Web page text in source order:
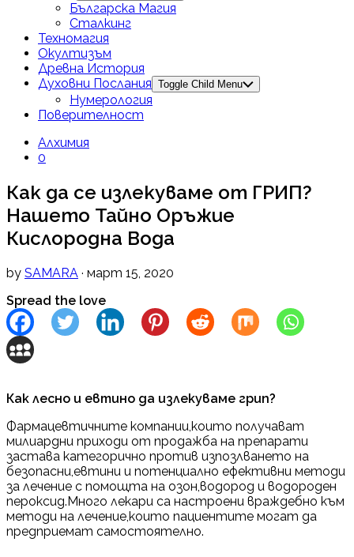
Българска Магия
Сталкинг
Техномагия
Окултизъм
Древна История
Духовни Послания Toggle Child Menu
Нумерология
Поверителност
Алхимия
0
Как да се излекуваме от ГРИП?
Нашето Тайно Оръжие
Кислородна Вода
by SAMARA · март 15, 2020
Spread the love
Как лесно и евтино да излекуваме грип?
Фармацевтичните компании,които получават
милиардни приходи от продажба на препарати
застава категорично против изпозлването на
безопасни,евтини и потенциално ефективни методи
за лечение с помощта на озон,водород и водороден
пероксид.Много лекари са настроени враждебно към
методи на лечение,които пациентите могат да
предприемат самостоятелно.